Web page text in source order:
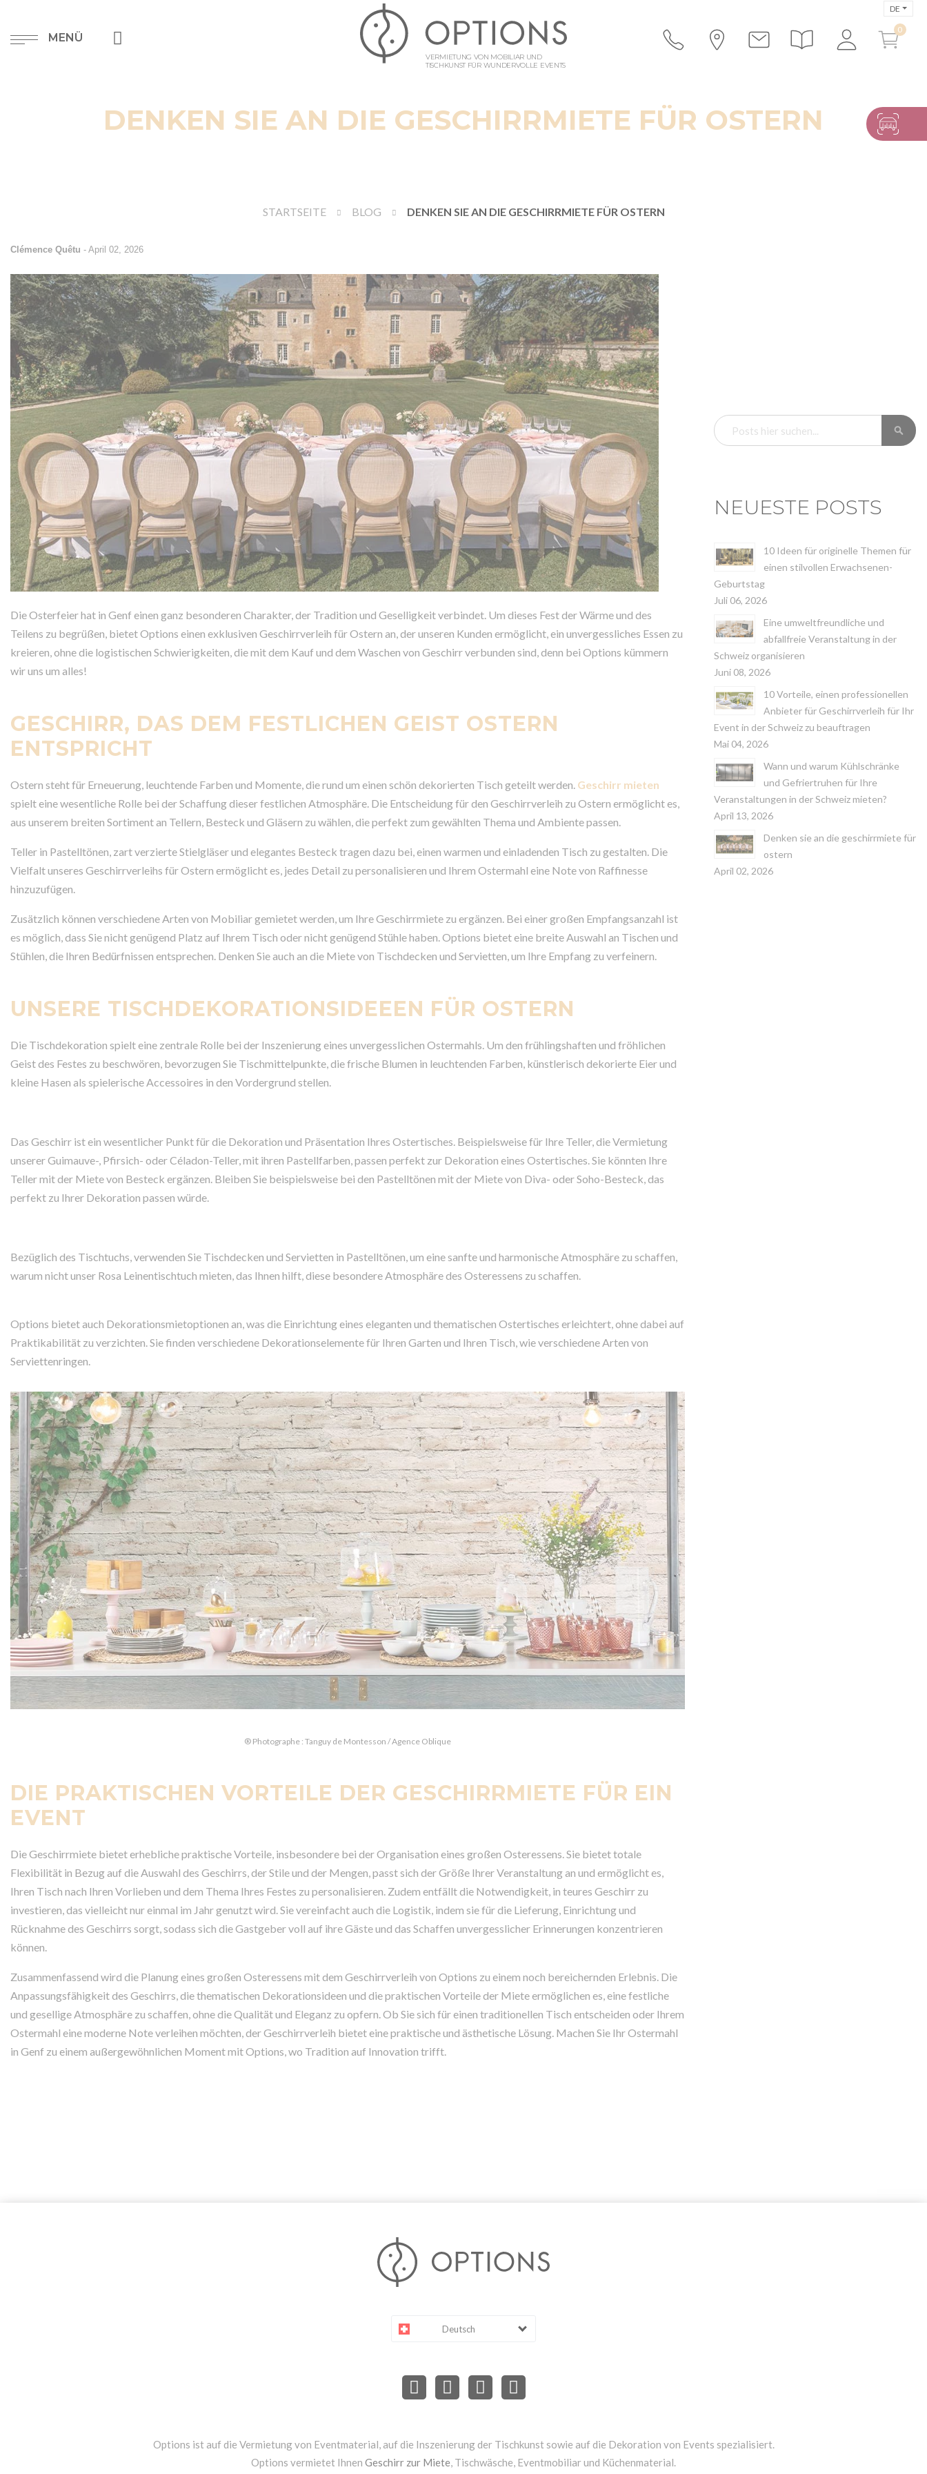
MENÜ
VERMIETUNG VON MOBILIAR UND
TISCHKUNST FÜR WUNDERVOLLE EVENTS
DE
DENKEN SIE AN DIE GESCHIRRMIETE FÜR OSTERN
STARTSEITE BLOG DENKEN SIE AN DIE GESCHIRRMIETE FÜR OSTERN
Clémence Quêtu - April 02, 2026
Die Osterfeier hat in Genf einen ganz besonderen Charakter, der Tradition und Geselligkeit verbindet. Um dieses Fest der Wärme und des
Teilens zu begrüßen, bietet Options einen exklusiven Geschirrverleih für Ostern an, der unseren Kunden ermöglicht, ein unvergessliches Essen zu
kreieren, ohne die logistischen Schwierigkeiten, die mit dem Kauf und dem Waschen von Geschirr verbunden sind, denn bei Options kümmern
wir uns um alles!
GESCHIRR, DAS DEM FESTLICHEN GEIST OSTERN
ENTSPRICHT
Ostern steht für Erneuerung, leuchtende Farben und Momente, die rund um einen schön dekorierten Tisch geteilt werden. Geschirr mieten
spielt eine wesentliche Rolle bei der Schaffung dieser festlichen Atmosphäre. Die Entscheidung für den Geschirrverleih zu Ostern ermöglicht es,
aus unserem breiten Sortiment an Tellern, Besteck und Gläsern zu wählen, die perfekt zum gewählten Thema und Ambiente passen.
Teller in Pastelltönen, zart verzierte Stielgläser und elegantes Besteck tragen dazu bei, einen warmen und einladenden Tisch zu gestalten. Die
Vielfalt unseres Geschirrverleihs für Ostern ermöglicht es, jedes Detail zu personalisieren und Ihrem Ostermahl eine Note von Raffinesse
hinzuzufügen.
Zusätzlich können verschiedene Arten von Mobiliar gemietet werden, um Ihre Geschirrmiete zu ergänzen. Bei einer großen Empfangsanzahl ist
es möglich, dass Sie nicht genügend Platz auf Ihrem Tisch oder nicht genügend Stühle haben. Options bietet eine breite Auswahl an Tischen und
Stühlen, die Ihren Bedürfnissen entsprechen. Denken Sie auch an die Miete von Tischdecken und Servietten, um Ihre Empfang zu verfeinern.
UNSERE TISCHDEKORATIONSIDEEEN FÜR OSTERN
Die Tischdekoration spielt eine zentrale Rolle bei der Inszenierung eines unvergesslichen Ostermahls. Um den frühlingshaften und fröhlichen
Geist des Festes zu beschwören, bevorzugen Sie Tischmittelpunkte, die frische Blumen in leuchtenden Farben, künstlerisch dekorierte Eier und
kleine Hasen als spielerische Accessoires in den Vordergrund stellen.
Das Geschirr ist ein wesentlicher Punkt für die Dekoration und Präsentation Ihres Ostertisches. Beispielsweise für Ihre Teller, die Vermietung
unserer Guimauve-, Pfirsich- oder Céladon-Teller, mit ihren Pastellfarben, passen perfekt zur Dekoration eines Ostertisches. Sie könnten Ihre
Teller mit der Miete von Besteck ergänzen. Bleiben Sie beispielsweise bei den Pastelltönen mit der Miete von Diva- oder Soho-Besteck, das
perfekt zu Ihrer Dekoration passen würde.
Bezüglich des Tischtuchs, verwenden Sie Tischdecken und Servietten in Pastelltönen, um eine sanfte und harmonische Atmosphäre zu schaffen,
warum nicht unser Rosa Leinentischtuch mieten, das Ihnen hilft, diese besondere Atmosphäre des Osteressens zu schaffen.
Options bietet auch Dekorationsmietoptionen an, was die Einrichtung eines eleganten und thematischen Ostertisches erleichtert, ohne dabei auf
Praktikabilität zu verzichten. Sie finden verschiedene Dekorationselemente für Ihren Garten und Ihren Tisch, wie verschiedene Arten von
Serviettenringen.
® Photographe : Tanguy de Montesson / Agence Oblique
DIE PRAKTISCHEN VORTEILE DER GESCHIRRMIETE FÜR EIN
EVENT
Die Geschirrmiete bietet erhebliche praktische Vorteile, insbesondere bei der Organisation eines großen Osteressens. Sie bietet totale
Flexibilität in Bezug auf die Auswahl des Geschirrs, der Stile und der Mengen, passt sich der Größe Ihrer Veranstaltung an und ermöglicht es,
Ihren Tisch nach Ihren Vorlieben und dem Thema Ihres Festes zu personalisieren. Zudem entfällt die Notwendigkeit, in teures Geschirr zu
investieren, das vielleicht nur einmal im Jahr genutzt wird. Sie vereinfacht auch die Logistik, indem sie für die Lieferung, Einrichtung und
Rücknahme des Geschirrs sorgt, sodass sich die Gastgeber voll auf ihre Gäste und das Schaffen unvergesslicher Erinnerungen konzentrieren
können.
Zusammenfassend wird die Planung eines großen Osteressens mit dem Geschirrverleih von Options zu einem noch bereichernden Erlebnis. Die
Anpassungsfähigkeit des Geschirrs, die thematischen Dekorationsideen und die praktischen Vorteile der Miete ermöglichen es, eine festliche
und gesellige Atmosphäre zu schaffen, ohne die Qualität und Eleganz zu opfern. Ob Sie sich für einen traditionellen Tisch entscheiden oder Ihrem
Ostermahl eine moderne Note verleihen möchten, der Geschirrverleih bietet eine praktische und ästhetische Lösung. Machen Sie Ihr Ostermahl
in Genf zu einem außergewöhnlichen Moment mit Options, wo Tradition auf Innovation trifft.
SUCHE
NEUESTE POSTS
10 Ideen für originelle Themen für
einen stilvollen Erwachsenen-
Geburtstag
Juli 06, 2026
Eine umweltfreundliche und
abfallfreie Veranstaltung in der
Schweiz organisieren
Juni 08, 2026
10 Vorteile, einen professionellen
Anbieter für Geschirrverleih für Ihr
Event in der Schweiz zu beauftragen
Mai 04, 2026
Wann und warum Kühlschränke
und Gefriertruhen für Ihre
Veranstaltungen in der Schweiz mieten?
April 13, 2026
Denken sie an die geschirrmiete für
ostern
April 02, 2026
Deutsch
Options ist auf die Vermietung von Eventmaterial, auf die Inszenierung der Tischkunst sowie auf die Dekoration von Events spezialisiert.
Options vermietet Ihnen Geschirr zur Miete, Tischwäsche, Eventmobiliar und Küchenmaterial.